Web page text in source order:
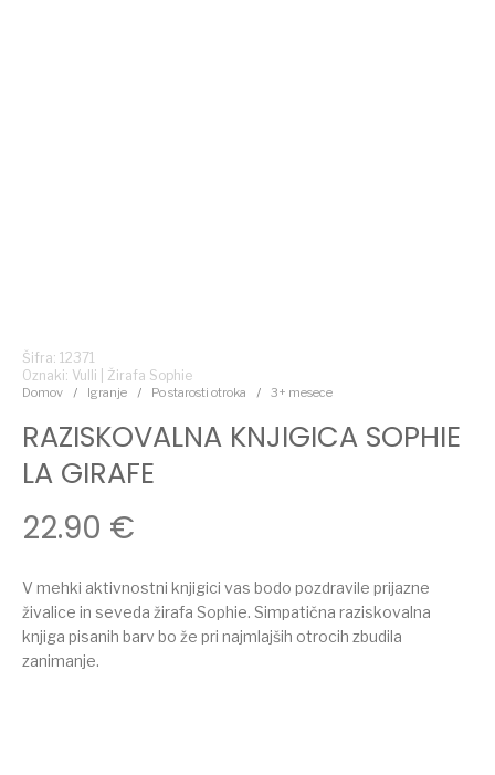
Domov / Igranje / Po starosti otroka / 3+ mesece
RAZISKOVALNA KNJIGICA SOPHIE
LA GIRAFE
22.90 €
V mehki aktivnostni knjigici vas bodo pozdravile prijazne
živalice in seveda žirafa Sophie. Simpatična raziskovalna
knjiga pisanih barv bo že pri najmlajših otrocih zbudila
zanimanje.
Šifra: 12371
Oznaki: Vulli Žirafa Sophie